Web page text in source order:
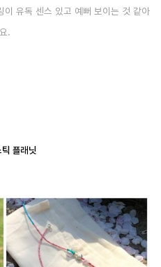
이 유독 센스 있고 예뻐 보이는 것 같아
요.
플래닛